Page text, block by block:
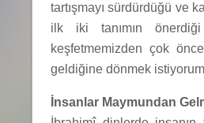
tartışmayı sürdürdüğü ve
ilk iki tanımın
keşfetmemizden çok
geldiğine dönmek
İnsanlar Maymundan